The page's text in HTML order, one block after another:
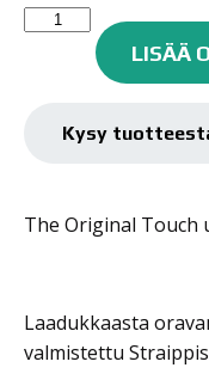
Mack
'Touch
määrä
LISÄÄ
Kysy
The Original Touch
Laadukkaasta
valmistettu